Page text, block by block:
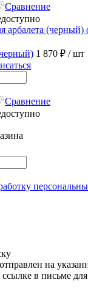
Сравнение
1 870 ₽ / шт
Сравнение
на
в письме